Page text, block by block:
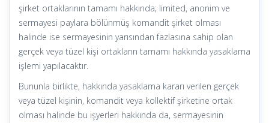
şirket ortaklarının tamamı hakkında; limited, anonim ve
sermayesi paylara bölünmüş komandit şirket olması
halinde ise sermayesinin yarısından fazlasına sahip olan
gerçek veya tüzel kişi ortakların tamamı hakkında yasaklama
işlemi yapılacaktır.
Bununla birlikte, hakkında yasaklama kararı verilen gerçek
veya tüzel kişinin, komandit veya kollektif şirketine ortak
olması halinde bu işyerleri hakkında da, sermayesinin